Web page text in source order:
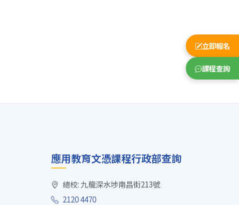
立即報名
課程查詢
應用教育文憑課程行政部查詢
總校: 九龍深水埗南昌街213號
2120 4470